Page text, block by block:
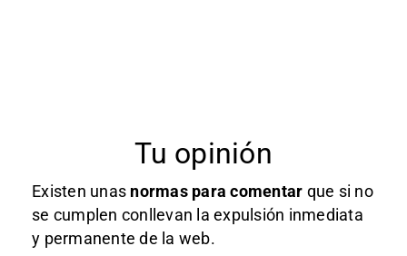
Tu opinión
Existen unas normas para comentar que si no
se cumplen conllevan la expulsión inmediata
y permanente de la web.